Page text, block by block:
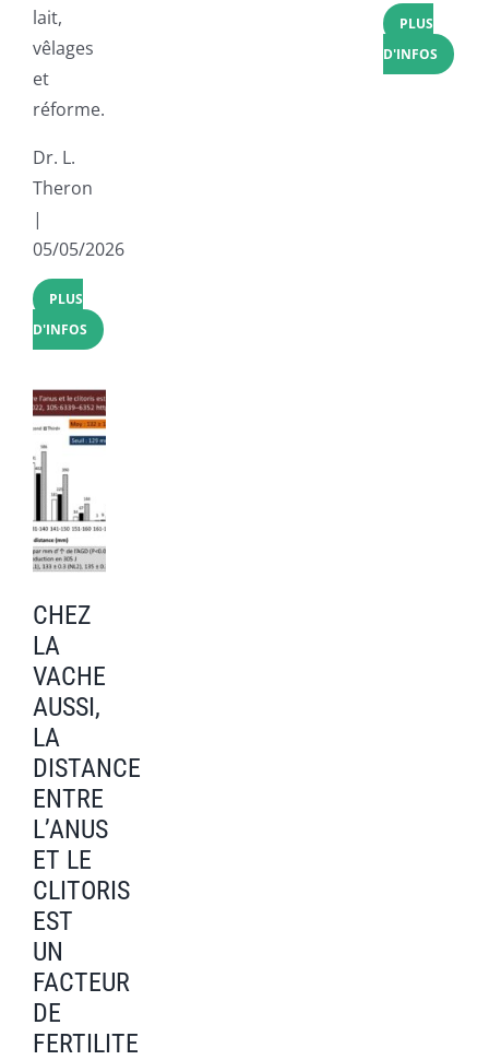
lait,
vêlages
et
réforme.
Dr. L.
Theron
|
05/05/2026
PLUS
D'INFOS
PLUS
D'INFOS
CHEZ
LA
VACHE
AUSSI,
LA
DISTANCE
ENTRE
L’ANUS
ET LE
CLITORIS
EST
UN
FACTEUR
DE
FERTILITE